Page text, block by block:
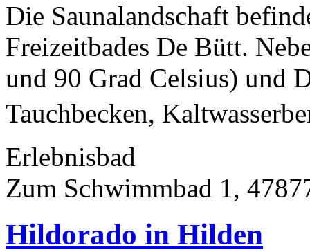
Die Saunalandschaft
Freizeitbades De Bütt.
und 90 Grad Celsius) und
Tauchbecken,
Erlebnisbad
Zum Schwimmbad 1,
Hildorado in Hilden